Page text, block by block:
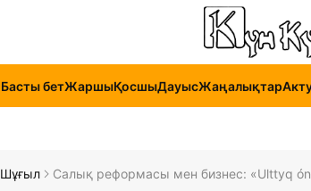
Басты бетЖаршыҚосшыДауысЖаңалықтар
Шұғыл Салық реформасы мен бизнес: «Ulttyq